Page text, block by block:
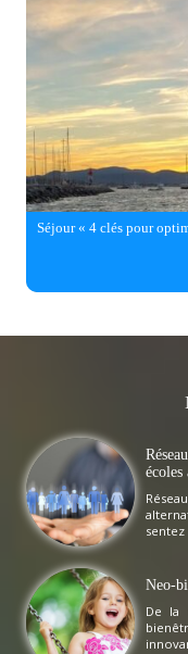
Séjour « 4 clés pour
écoles
Neo-
De la